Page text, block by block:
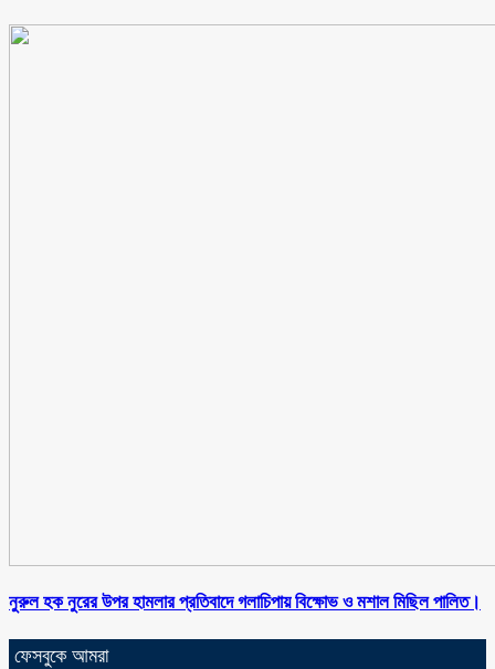
নুরুল হক নুরের উপর হামলার প্রতিবাদে গলাচিপায় বিক্ষোভ ও মশাল মিছিল পালিত।
ফেসবুকে আমরা